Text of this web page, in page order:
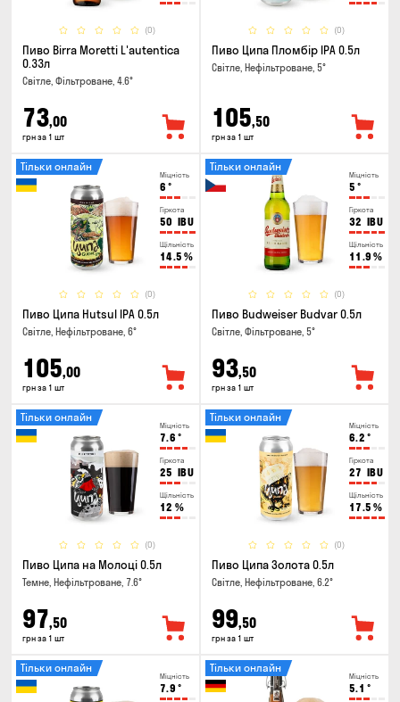
(0)
Пиво Birra Moretti L'autentica
0.33л
Світле, Фільтроване, 4.6°
73,00
грн за 1 шт
(0)
Пиво Ципа Пломбір IPA 0.5л
Світле, Нефільтроване, 5°
105,50
грн за 1 шт
Міцність
6 °
Гіркота
50 IBU
Щільність
14.5 %
(0)
Тільки онлайн
Пиво Ципа Hutsul IPA 0.5л
Світле, Нефільтроване, 6°
105,00
грн за 1 шт
Міцність
5 °
Гіркота
32 IBU
Щільність
11.9 %
(0)
Тільки онлайн
Пиво Budweiser Budvar 0.5л
Світле, Фільтроване, 5°
93,50
грн за 1 шт
Міцність
7.6 °
Гіркота
25 IBU
Щільність
12 %
(0)
Тільки онлайн
Пиво Ципа на Молоці 0.5л
Темне, Нефільтроване, 7.6°
97,50
грн за 1 шт
Міцність
6.2 °
Гіркота
27 IBU
Щільність
17.5 %
(0)
Тільки онлайн
Пиво Ципа Золота 0.5л
Світле, Нефільтроване, 6.2°
99,50
грн за 1 шт
Міцність
7.9 °
Тільки онлайн
Міцність
5.1 °
Тільки онлайн